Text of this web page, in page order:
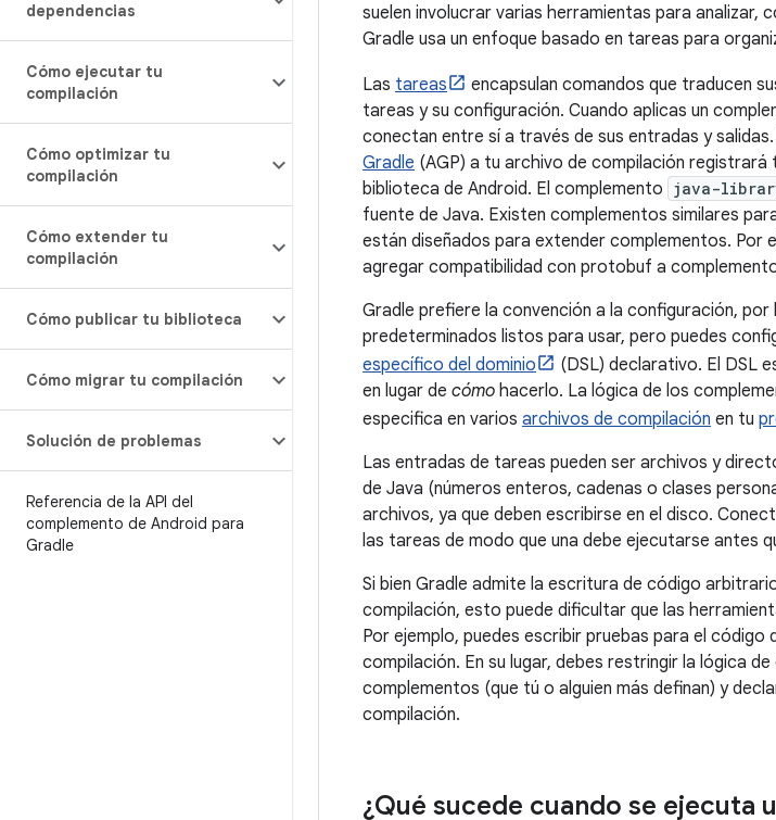
dependencias
Cómo ejecutar tu
compilación
Cómo optimizar tu
compilación
Cómo extender tu
compilación
Cómo publicar tu biblioteca
Cómo migrar tu compilación
Solución de problemas
Referencia de la API del
complemento de Android para
Gradle
suelen involucrar varias herramientas para analizar,
Gradle usa un enfoque basado en tareas para
Las tareas encapsulan comandos que traducen
tareas y su configuración. Cuando aplicas un
conectan entre sí a través de sus entradas y
Gradle (AGP) a tu archivo de compilación
biblioteca de Android. El complemento java-
fuente de Java. Existen complementos similares
están diseñados para extender complementos. Por
agregar compatibilidad con protobuf a
Gradle prefiere la convención a la configuración,
predeterminados listos para usar, pero puedes
específico del dominio
(DSL) declarativo. El DSL
en lugar de cómo hacerlo. La lógica de los
especifica en varios archivos de compilación en tu
Las entradas de tareas pueden ser archivos y
de Java (números enteros, cadenas o clases
archivos, ya que deben escribirse en el disco.
las tareas de modo que una debe ejecutarse antes
Si bien Gradle admite la escritura de código
compilación, esto puede dificultar que las
Por ejemplo, puedes escribir pruebas para el
compilación. En su lugar, debes restringir la lógica
complementos (que tú o alguien más definan) y
compilación.
¿Qué sucede cuando se ejecuta